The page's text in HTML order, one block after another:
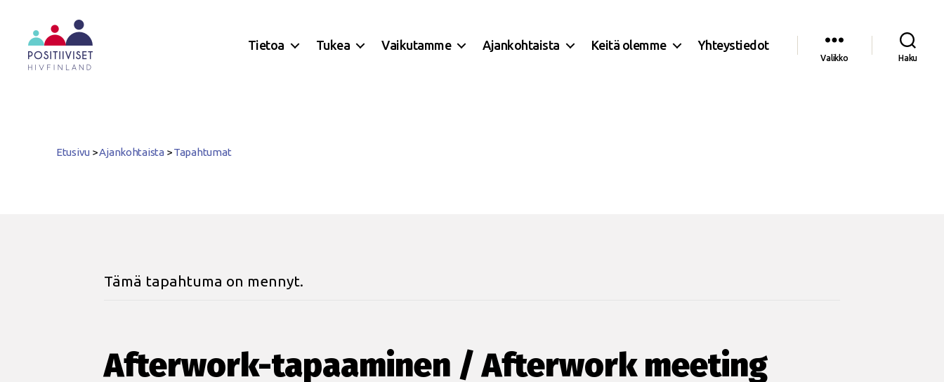
Tietoa Tukea Vaikutamme Ajankohtaista Keitä olemme Yhteystiedot
Valikko Haku
Etusivu >Ajankohtaista >Tapahtumat
Tämä tapahtuma on mennyt.
Afterwork-tapaaminen / Afterwork meeting